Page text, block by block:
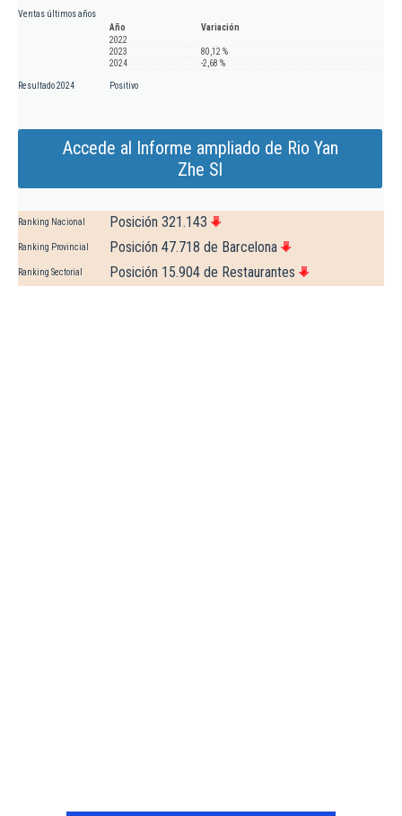
Ventas últimos años
Año
Variación
2022
2023
80,12 %
2024
-2,68 %
Resultado 2024 Positivo
Accede al Informe ampliado de Rio Yan
Zhe Sl
Ranking Nacional Posición 321.143
Ranking Provincial Posición 47.718 de Barcelona
Ranking Sectorial Posición 15.904 de Restaurantes